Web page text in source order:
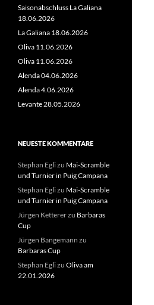
Saisonabschluss La Galiana
18.06.2026
La Galiana 18.06.2026
Oliva 11.06.2026
Oliva 11.06.2026
Alenda 04.06.2026
Alenda 4.06.2026
Levante 28.05.2026
NEUESTE KOMMENTARE
Stephan Eglizu Mai-Scramble
und Turnier in Puig Campana
Stephan Eglizu Mai-Scramble
und Turnier in Puig Campana
Jürgen Kettererzu Barbaras
Cup
Jürgen Bangemann zu
Barbaras Cup
Stephan Eglizu Oliva am
22.01.2026